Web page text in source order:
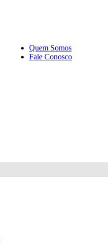
Quem Somos
Fale Conosco